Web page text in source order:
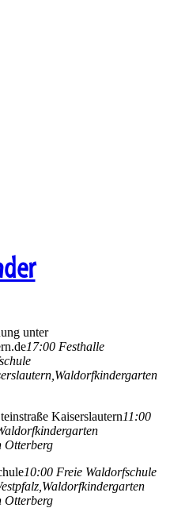
unter
17:00 Festhalle
Waldorfkindergarten
Kaiserslautern11:00
Otterberg
10:00 Freie Waldorfschule
Waldorfkindergarten
Otterberg